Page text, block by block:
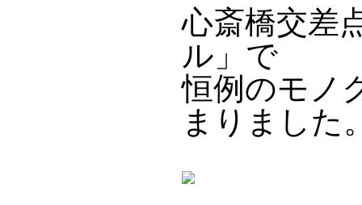
心斎橋交差
ル」で
恒例のモノ
まりました